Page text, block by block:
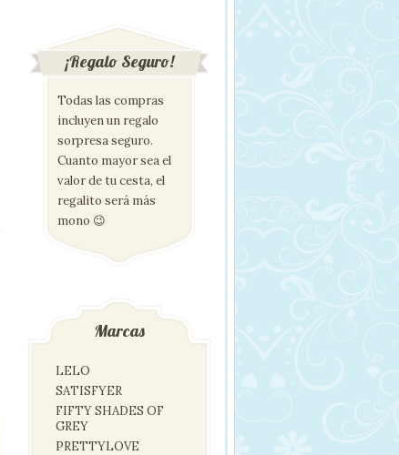
¡Regalo Seguro!
Todas las compras
incluyen un regalo
sorpresa seguro.
Cuanto mayor sea el
valor de tu cesta, el
regalito será más
mono 😉
Marcas
LELO
SATISFYER
FIFTY SHADES OF
GREY
PRETTYLOVE